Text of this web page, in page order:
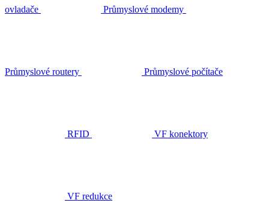
ovladače Průmyslové modemy
Průmyslové routery Průmyslové počítače
RFID VF konektory
VF redukce